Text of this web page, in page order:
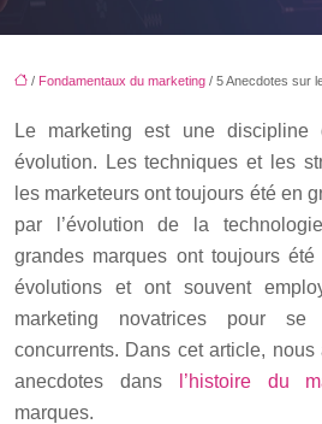
/ Fondamentaux du marketing / 5 Anecdotes sur
Le marketing est une
évolution. Les techniques et les
les marketeurs ont toujours été en
par l’évolution de la
grandes marques ont toujours
évolutions et ont souvent
marketing novatrices pour
concurrents. Dans cet article,
anecdotes dans
l’histoire du
marques.